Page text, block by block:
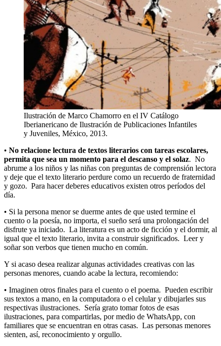
Ilustración de Marco Chamorro en el IV Catálogo
Iberianericano de Ilustración de Publicaciones Infantiles
y Juveniles, México, 2013.
• No relacione lectura de textos literarios con tareas escolares,
permita que sea un momento para el descanso y el solaz. No
abrume a los niños y las niñas con preguntas de comprensión lectora
y deje que el texto literario perdure como un recuerdo de fraternidad
y gozo. Para hacer deberes educativos existen otros períodos del
día.
• Si la persona menor se duerme antes de que usted termine el
cuento o la poesía, no importa, el sueño será una prolongación del
disfrute ya iniciado. La literatura es un acto de ficción y el dormir, al
igual que el texto literario, invita a construir significados. Leer y
soñar son verbos que tienen mucho en común.
Y si acaso desea realizar algunas actividades creativas con las
personas menores, cuando acabe la lectura, recomiendo:
• Imaginen otros finales para el cuento o el poema. Pueden escribir
sus textos a mano, en la computadora o el celular y dibujarles sus
respectivas ilustraciones. Sería grato tomar fotos de esas
ilustraciones, para compartirlas, por medio de WhatsApp, con
familiares que se encuentran en otras casas. Las personas menores
sienten, así, reconocimiento y orgullo.